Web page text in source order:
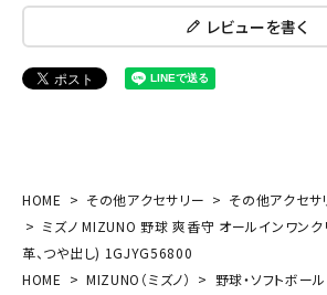
レビューを書く
HOME その他アクセサリー
その他アクセサ
ミズノ MIZUNO 野球 爽香守 オールインワンク
革、つや出し) 1GJYG56800
HOME
MIZUNO（ミズノ） 野球・ソフトボール